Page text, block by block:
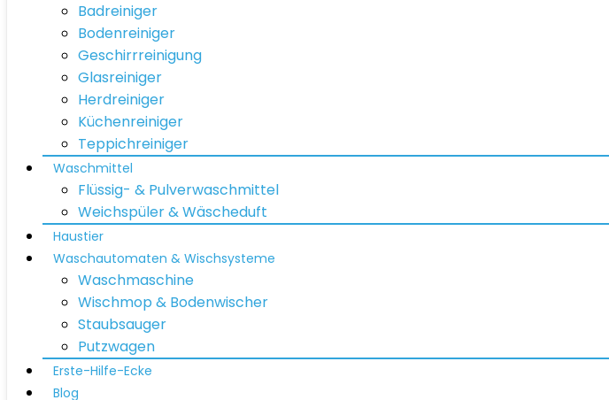
Badreiniger
Bodenreiniger
Geschirrreinigung
Glasreiniger
Herdreiniger
Küchenreiniger
Teppichreiniger
Waschmittel
Flüssig- & Pulverwaschmittel
Weichspüler & Wäscheduft
Haustier
Waschautomaten & Wischsysteme
Waschmaschine
Wischmop & Bodenwischer
Staubsauger
Putzwagen
Erste-Hilfe-Ecke
Blog